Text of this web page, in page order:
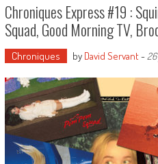
Chroniques Express #19 :
Squad, Good Morning TV,
Chroniques by David Servant-